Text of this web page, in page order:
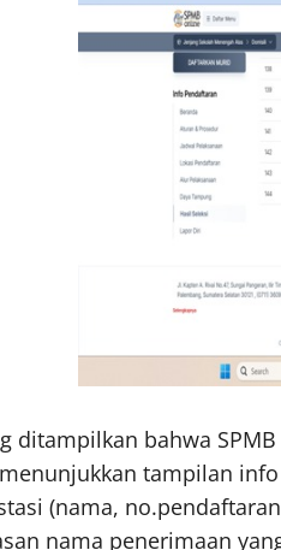
ditampilkan bahwa
tampilan
(nama,
nama penerimaan